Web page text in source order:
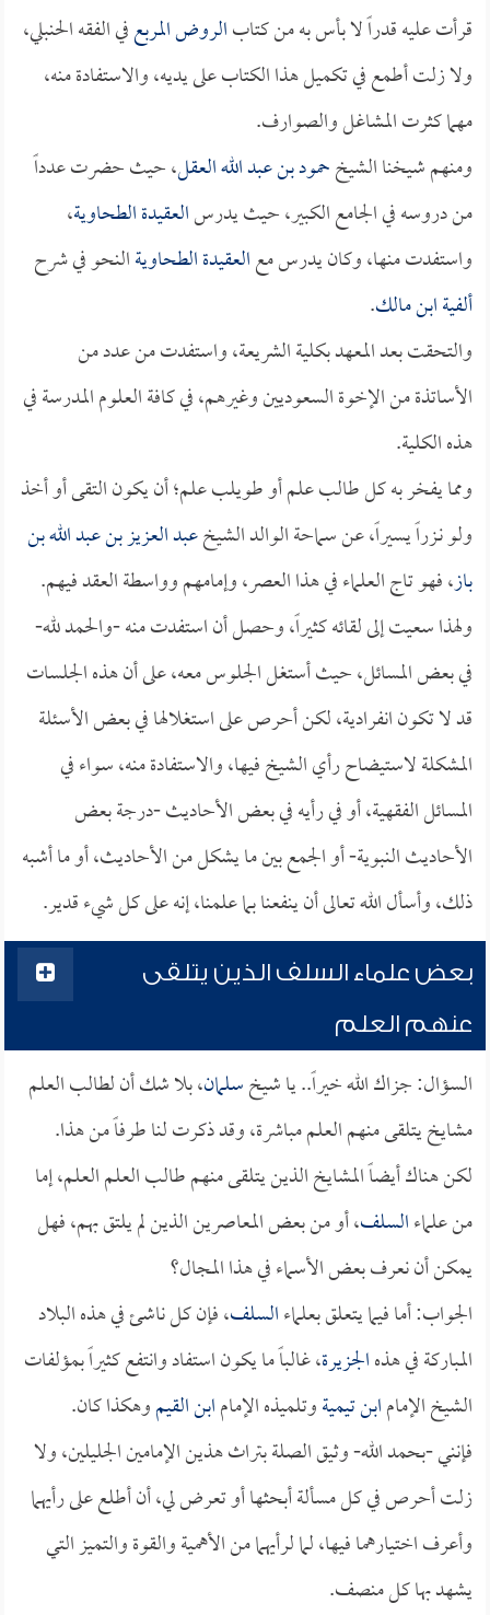
قرأت عليه قدراً لا بأس به من كتابالروض المربعفي الفقه الحنبلي،
ولا زلت أطمع في تكميل هذا الكتاب على يديه، والاستفادة منه،
مهما كثرت المشاغل والصوارف.
ومنهم شيخنا الشيخحمود بن عبد الله العقل، حيث حضرت عدداً
من دروسه في الجامع الكبير، حيث يدرسالعقيدة الطحاوية،
واستفدت منها، وكان يدرس معالعقيدة الطحاويةالنحو في شرح
ألفية ابن مالك.
والتحقت بعد المعهد بكلية الشريعة، واستفدت من عدد من
الأساتذة من الإخوة السعوديين وغيرهم، في كافة العلوم المدرسة في
هذه الكلية.
ومما يفخر به كل طالب علم أو طويلب علم؛ أن يكون التقى أو أخذ
ولو نـزراً يسيراً، عن سماحة الوالد الشيخعبد العزيز بن عبد الله بن
باز، فهو تاج العلماء في هذا العصر، وإمامهم وواسطة العقد فيهم.
ولهذا سعيت إلى لقائه كثيراً، وحصل أن استفدت منه -والحمد لله-
في بعض المسائل، حيث أستغل الجلوس معه، على أن هذه الجلسات
قد لا تكون انفرادية، لكن أحرص على استغلالها في بعض الأسئلة
المشكلة لاستيضاح رأي الشيخ فيها، والاستفادة منه، سواء في
المسائل الفقهية، أو في رأيه في بعض الأحاديث -درجة بعض
الأحاديث النبوية- أو الجمع بين ما يشكل من الأحاديث، أو ما أشبه
ذلك، وأسأل الله تعالى أن ينفعنا بما علمنا، إنه على كل شيء قدير.
بعض علماء السلف الذين يتلقى
عنهم العلم
السؤال: جزاك الله خيراً.. يا شيخسلمان، بلا شك أن لطالب العلم
مشايخ يتلقى منهم العلم مباشرة، وقد ذكرت لنا طرفاً من هذا.
لكن هناك أيضاً المشايخ الذين يتلقى منهم طالب العلم العلم، إما
من علماءالسلف، أو من بعض المعاصرين الذين لم يلتق بهم، فهل
يمكن أن نعرف بعض الأسماء في هذا المجال؟
الجواب: أما فيما يتعلق بعلماءالسلف، فإن كل ناشئ في هذه البلاد
المباركة في هذهالجزيرة، غالباً ما يكون استفاد وانتفع كثيراً بمؤلفات
الشيخ الإمامابن تيميةوتلميذه الإمامابن القيموهكذا كان.
فإنني -بحمد الله- وثيق الصلة بتراث هذين الإمامين الجليلين، ولا
زلت أحرص في كل مسألة أبحثها أو تعرض لي، أن أطلع على رأيهما
وأعرف اختيارهما فيها، لما لرأيهما من الأهمية والقوة والتميز التي
يشهد بها كل منصف.